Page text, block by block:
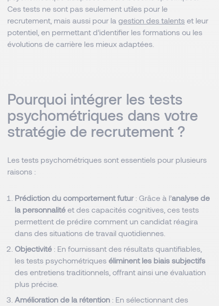
Ces tests ne sont pas seulement utiles pour le
recrutement, mais aussi pour la gestion des talents et leur
potentiel, en permettant d’identifier les formations ou les
évolutions de carrière les mieux adaptées.
Pourquoi intégrer les tests
psychométriques dans votre
stratégie de recrutement ?
Les tests psychométriques sont essentiels pour plusieurs
raisons :
Prédiction du comportement futur: Grâce à l’analyse de
la personnalité et des capacités cognitives, ces tests
permettent de prédire comment un candidat réagira
dans des situations de travail quotidiennes.
Objectivité : En fournissant des résultats quantifiables,
les tests psychométriques éliminent les biais subjectifs
des entretiens traditionnels, offrant ainsi une évaluation
plus précise.
Amélioration de la rétention : En sélectionnant des